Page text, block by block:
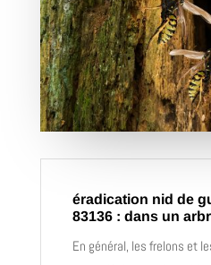
éradication nid de
83136 : dans un
En général, les frelons et